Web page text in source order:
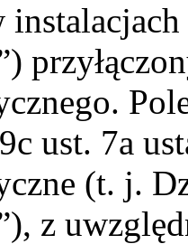
ust. 7a
(t. j.
z